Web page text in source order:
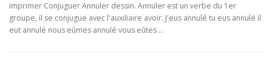
imprimer Conjuguer Annuler dessin. Annuler est un verbe du 1er
groupe, il se conjugue avec l'auxiliaire avoir. J'eus annulé tu eus annulé il
eut annulé nous eûmes annulé vous eûtes …